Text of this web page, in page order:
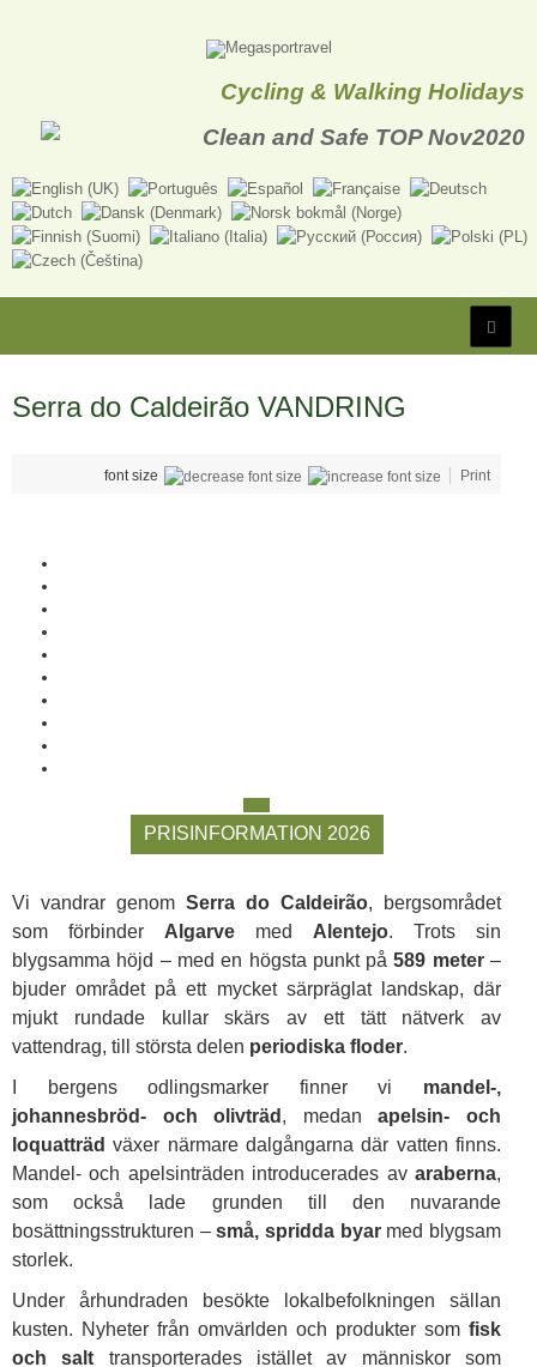
Cycling & Walking Holidays
Serra do Caldeirão VANDRING
font size Print
PRISINFORMATION 2026
Vi vandrar genom Serra do Caldeirão, bergsområdet
som förbinder Algarve med Alentejo. Trots sin
blygsamma höjd – med en högsta punkt på589 meter–
bjuder området på ett mycket särpräglat landskap, där
mjukt rundade kullar skärs av ett tätt nätverk av
vattendrag, till största delen periodiska floder.
I bergens odlingsmarker finner vi mandel-,
johannesbröd- och olivträd , medanapelsin- och
loquatträd växer närmare dalgångarna där vatten finns.
Mandel- och apelsinträden introducerades av araberna,
som också lade grunden till den nuvarande
bosättningsstrukturen –små, spridda byarmed blygsam
storlek.
Under århundraden besökte lokalbefolkningen sällan
kusten. Nyheter från omvärlden och produkter som fisk
och salt transporterades istället av människor som